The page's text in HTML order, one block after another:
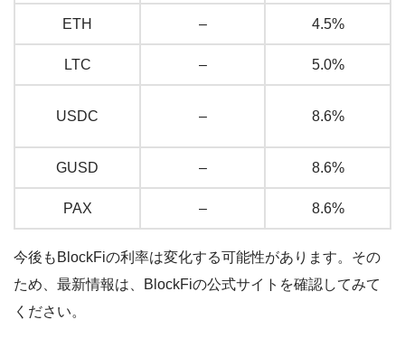
ETH – 4.5%
LTC – 5.0%
USDC – 8.6%
GUSD – 8.6%
PAX – 8.6%
今後もBlockFiの利率は変化する可能性があります。その
ため、最新情報は、BlockFiの公式サイトを確認してみて
ください。